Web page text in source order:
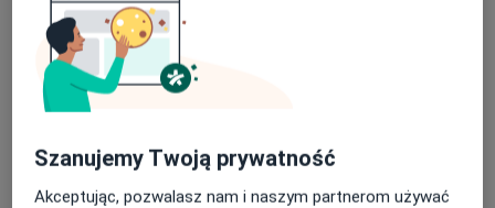
StacjonarneZobacz lokalizacje (1)
Konsultacje online
Zdjęcia i filmy
Szanujemy Twoją prywatność
Akceptując, pozwalasz nam i naszym partnerom używać